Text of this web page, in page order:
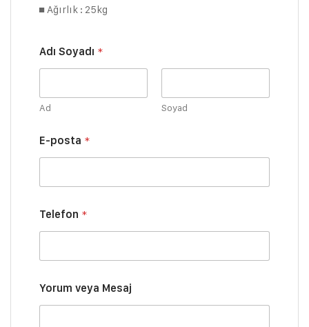
■ Ağırlık : 25kg
Adı Soyadı *
Ad Soyad
e
l
f
n
A
d
v
y
E-posta *
Telefon *
Yorum veya Mesaj